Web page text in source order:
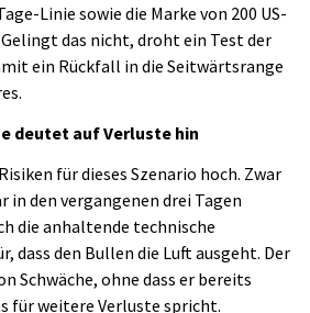
Linie sowie die Marke von 200 US-
das nicht, droht ein Test der
ein Rückfall in die Seitwärtsrange
deutet auf Verluste hin
für dieses Szenario hoch. Zwar
in den vergangenen drei Tagen
die anhaltende technische
dass den Bullen die Luft ausgeht. Der
Schwäche, ohne dass er bereits
für weitere Verluste spricht.